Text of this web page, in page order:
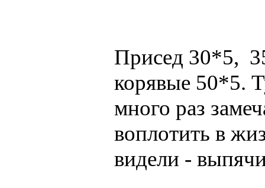
Присед 30*5,
корявые 50*5.
много раз
воплотить в
видели -